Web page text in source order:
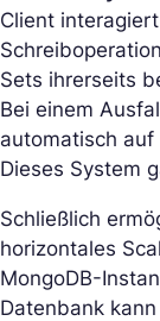
Client
Sets ihrerseits
Bei einem
automatisch
Dieses System
Schließlich
horizontales
MongoDB-
Datenbank